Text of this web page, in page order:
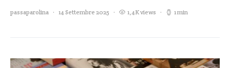
passaparolina 14 Settembre 2025 1,4K views 1 min